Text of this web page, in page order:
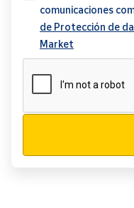
comunicaciones
de Protección de
Market